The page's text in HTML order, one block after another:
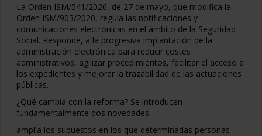
La Orden ISM/541/2026, de 27 de mayo, que modifica la
Orden ISM/903/2020, regula las notificaciones y
comunicaciones electrónicas en el ámbito de la Seguridad
Social. Responde, a la progresiva implantación de la
administración electrónica para reducir costes
administrativos, agilizar procedimientos, facilitar el acceso a
los expedientes y mejorar la trazabilidad de las actuaciones
públicas.
¿Qué cambia con la reforma? Se introducen
fundamentalmente dos novedades:
amplía los supuestos en los que determinadas personas